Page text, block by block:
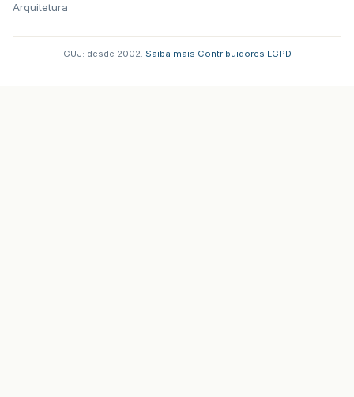
Arquitetura
GUJ: desde 2002. Saiba mais Contribuidores LGPD